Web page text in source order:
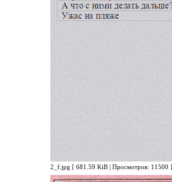
2_f.jpg [ 681.59 KiB | Просмотров: 11500 ]